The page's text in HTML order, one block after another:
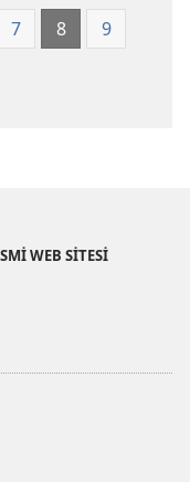
7 8
9
WEB SİTESİ